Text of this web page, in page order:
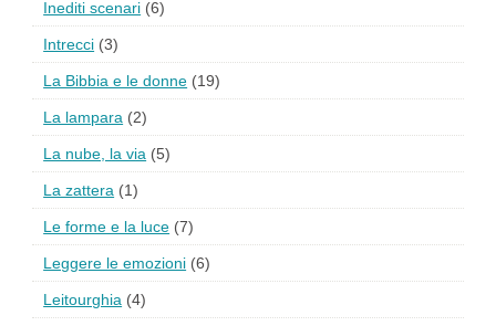
Inediti scenari (6)
Intrecci (3)
La Bibbia e le donne (19)
La lampara (2)
La nube, la via (5)
La zattera (1)
Le forme e la luce (7)
Leggere le emozioni (6)
Leitourghia (4)